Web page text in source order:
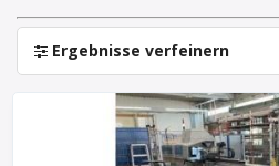
Ergebnisse verfeinern